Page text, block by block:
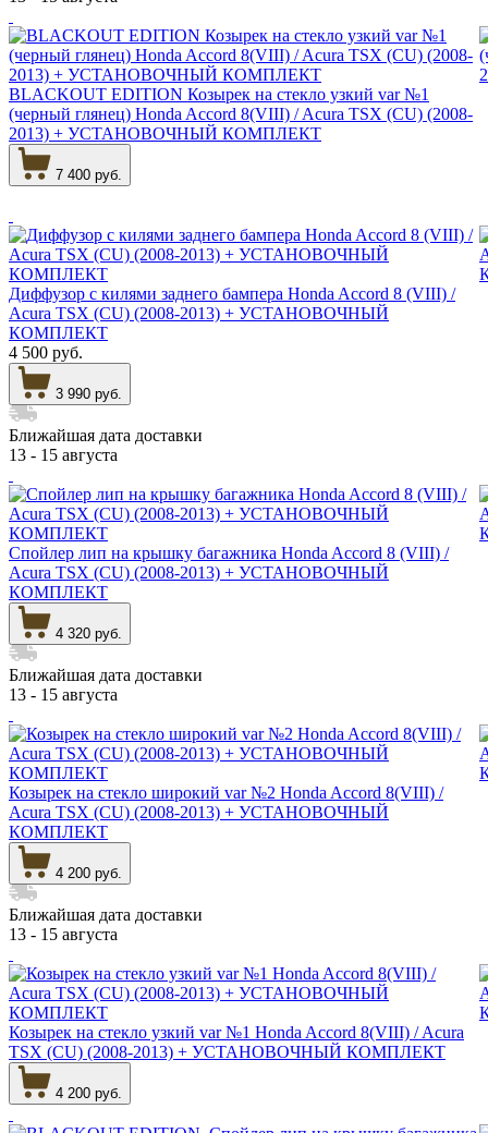
BLACKOUT EDITION Козырек на стекло узкий var №1
(черный глянец) Honda Accord 8(VIII) / Acura TSX (CU) (2008-
2013) + УСТАНОВОЧНЫЙ КОМПЛЕКТ
7 400 руб.
Диффузор с килями заднего бампера Honda Accord 8 (VIII) /
Acura TSX (CU) (2008-2013) + УСТАНОВОЧНЫЙ
КОМПЛЕКТ
4 500 руб.
3 990 руб.
Ближайшая дата доставки
13 - 15 августа
Спойлер лип на крышку багажника Honda Accord 8 (VIII) /
Acura TSX (CU) (2008-2013) + УСТАНОВОЧНЫЙ
КОМПЛЕКТ
4 320 руб.
Ближайшая дата доставки
13 - 15 августа
Козырек на стекло широкий var №2 Honda Accord 8(VIII) /
Acura TSX (CU) (2008-2013) + УСТАНОВОЧНЫЙ
КОМПЛЕКТ
4 200 руб.
Ближайшая дата доставки
13 - 15 августа
Козырек на стекло узкий var №1 Honda Accord 8(VIII) / Acura
TSX (CU) (2008-2013) + УСТАНОВОЧНЫЙ КОМПЛЕКТ
4 200 руб.